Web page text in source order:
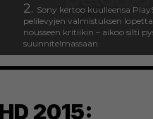
2. Sony kertoo kuulleensa
pelilevyjen valmistuksen
nousseen kritiikin – aikoo silti
suunnitelmassaan
2015: